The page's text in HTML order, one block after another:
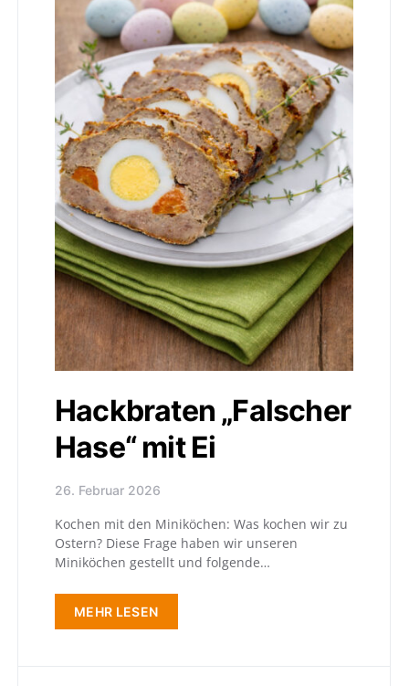
Hackbraten „Falscher
Hase“ mit Ei
26. Februar 2026
Kochen mit den Miniköchen: Was kochen wir zu
Ostern? Diese Frage haben wir unseren
Miniköchen gestellt und folgende…
MEHR LESEN